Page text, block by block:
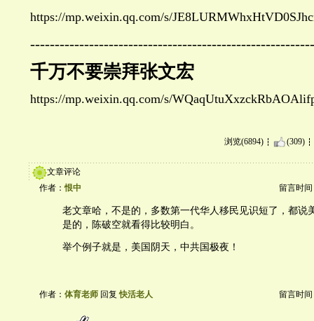
https://mp.weixin.qq.com/s/
千万不要崇拜张文宏
https://mp.weixin.qq.com/s/
浏览(6894) (309)
文章评论
作者：恨中 留言时间
老文章哈，不是的，多数第一代华人移民见识短了，都说
是的，陈破空就看得比较明白。
举个例子就是，美国阴天，中共国极夜！
作者： 体育老师 回复快活老人 留言时间